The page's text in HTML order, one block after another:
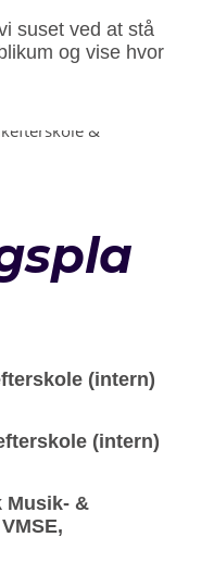
suset ved at stå
og vise hvor
(intern)
(intern)
Musik- &